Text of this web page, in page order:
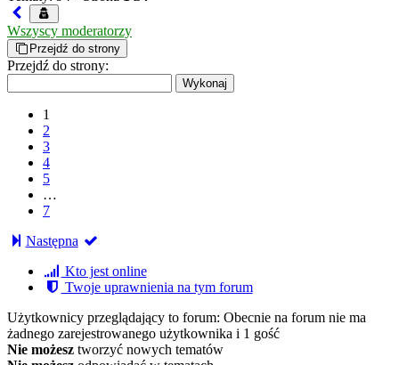
Wszyscy moderatorzy
Przejdź do strony
Przejdź do strony:
1
2
3
4
5
…
7
Następna
Kto jest online
Twoje uprawnienia na tym forum
Użytkownicy przeglądający to forum: Obecnie na forum nie ma
żadnego zarejestrowanego użytkownika i 1 gość
Nie możesz tworzyć nowych tematów